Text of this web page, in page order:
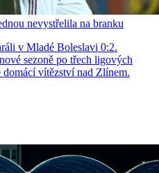
nevystřelila na branku
v Mladé Boleslavi 0:2.
sezoně po třech ligových
vítězství nad Zlínem.